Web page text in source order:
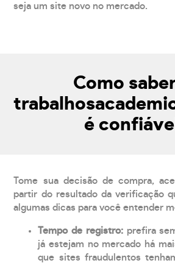
seja um site novo no mercado.
Como
é
Tome sua decisão de compra,
partir do resultado da verificação
algumas dicas para você entender
Tempo de registro: prefira
já estejam no mercado há
que sites fraudulentos